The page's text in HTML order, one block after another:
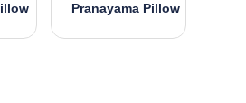
Pranayama Pillow